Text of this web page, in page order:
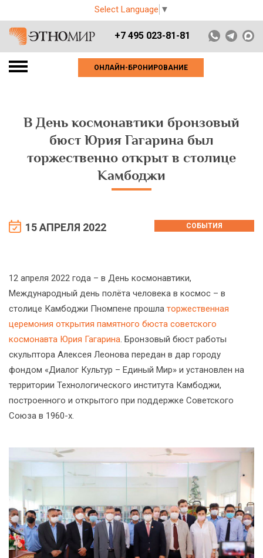
Select Language ▼
+7 495 023-81-81
ОНЛАЙН-БРОНИРОВАНИЕ
В День космонавтики бронзовый
бюст Юрия Гагарина был
торжественно открыт в столице
Камбоджи
15 АПРЕЛЯ 2022 СОБЫТИЯ
12 апреля 2022 года – в День космонавтики,
Международный день полёта человека в космос – в
столице Камбоджи Пномпене прошла торжественная
церемония открытия памятного бюста советского
космонавта Юрия Гагарина. Бронзовый бюст работы
скульптора Алексея Леонова передан в дар городу
фондом «Диалог Культур – Единый Мир» и установлен на
территории Технологического института Камбоджи,
построенного и открытого при поддержке Советского
Союза в 1960-х.